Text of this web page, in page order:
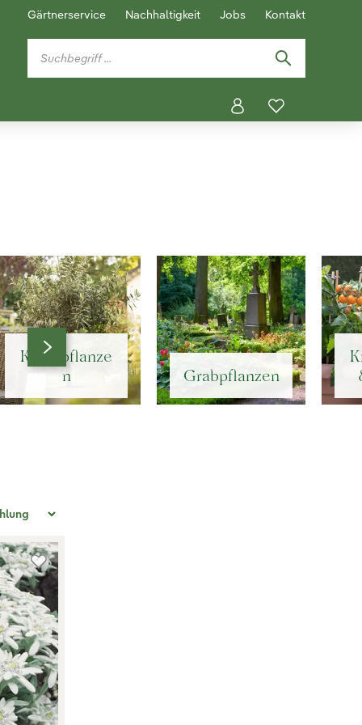
Gärtnerservice Nachhaltigkeit Jobs Kontakt
Kübelpflanze
n
Grabpflanzen